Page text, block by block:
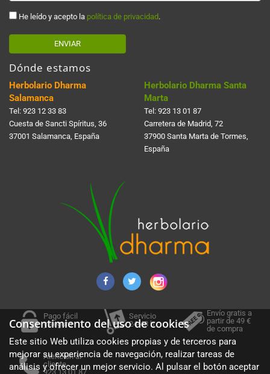
He leído y acepto la política de privacidad .
ENVIAR
Dónde estamos
Herbolario Dharma
Salamanca
Tel: 923 12 33 83
Cuesta de Sancti Spí­ritus, 36
37001 Salamanca, España
Herbolario Dharma Santa
Marta
Tel: 923 13 01 87
Carretera de Madrid, 72
37900 Santa Marta de Tormes,
España
Pago fácil
y seguro
Servicio
24-48 h.
Envío gratis a
partir de 49 €
de compra
Atención al
cliente
923 13 01 87
Consentimiento del uso de cookies
Este sitio Web utiliza cookies propias y de terceros para
mejorar su experiencia de navegación, realizar tareas de
análisis y ofrecer un mejor servicio. Al pulsar el botón aceptar